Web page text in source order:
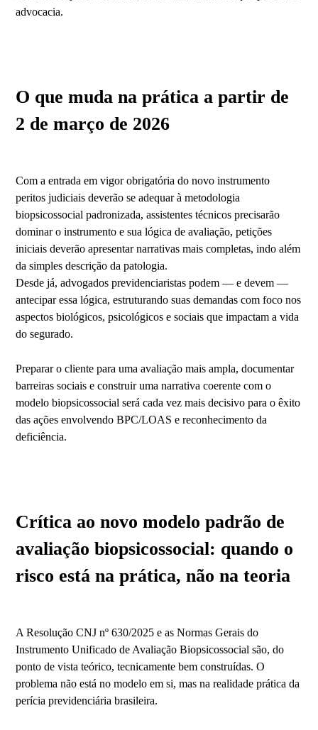
advocacia.
O que muda na prática a partir de
2 de março de 2026
Com a entrada em vigor obrigatória do novo instrumento
peritos judiciais deverão se adequar à metodologia
biopsicossocial padronizada, assistentes técnicos precisarão
dominar o instrumento e sua lógica de avaliação, petições
iniciais deverão apresentar narrativas mais completas, indo além
da simples descrição da patologia.
Desde já, advogados previdenciaristas podem — e devem —
antecipar essa lógica, estruturando suas demandas com foco nos
aspectos biológicos, psicológicos e sociais que impactam a vida
do segurado.
Preparar o cliente para uma avaliação mais ampla, documentar
barreiras sociais e construir uma narrativa coerente com o
modelo biopsicossocial será cada vez mais decisivo para o êxito
das ações envolvendo BPC/LOAS e reconhecimento da
deficiência.
Crítica ao novo modelo padrão de
avaliação biopsicossocial: quando o
risco está na prática, não na teoria
A Resolução CNJ nº 630/2025 e as Normas Gerais do
Instrumento Unificado de Avaliação Biopsicossocial são, do
ponto de vista teórico, tecnicamente bem construídas. O
problema não está no modelo em si, mas na realidade prática da
perícia previdenciária brasileira.